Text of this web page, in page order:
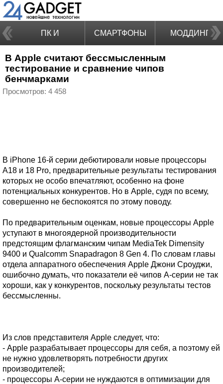
ПК И
НОУТБУКИ
СМАРТФОНЫ МОДДИНГ
В Apple считают бессмысленным
тестирование и сравнение чипов
бенчмарками
Просмотров: 4 458
В iPhone 16-й серии дебютировали новые процессоры
A18 и 18 Pro, предварительные результаты тестирования
которых не особо впечатляют, особенно на фоне
потенциальных конкурентов. Но в Apple, судя по всему,
совершенно не беспокоятся по этому поводу.
По предварительным оценкам, новые процессоры Apple
уступают в многоядерной производительности
предстоящим флагманским чипам MediaTek Dimensity
9400 и Qualcomm Snapadragon 8 Gen 4. По словам главы
отдела аппаратного обеспечения Apple Джони Сроуджи,
ошибочно думать, что показатели её чипов A-серии не так
хороши, как у конкурентов, поскольку результаты тестов
бессмысленны.
Из слов представителя Apple следует, что:
- Apple разрабатывает процессоры для себя, а поэтому ей
не нужно удовлетворять потребности других
производителей;
- процессоры A-серии не нуждаются в оптимизации для